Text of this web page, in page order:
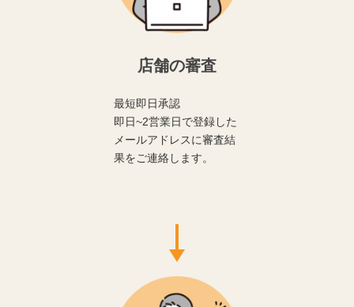
店舗の審査
最短即日承認
即日~2営業日で登録した
メールアドレスに審査結
果をご連絡します。